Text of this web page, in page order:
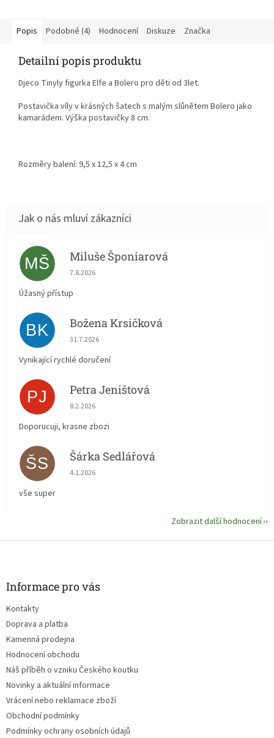
doplňků i malé postavičky. Po
uchování celého vytvořeného
Popis Podobné (4) Hodnocení Diskuze Značka
Detailní popis produktu
Djeco Tinyly figurka Elfe a Bolero pro děti od 3let.
Postavička víly v krásných šatech s malým slůnětem Bolero jako
kamarádem. Výška postavičky 8 cm.
Rozměry balení: 9,5 x 12,5 x 4 cm
MŠ Miluše Šponiarová
Hodnocení obchodu je 5 z 5 hvězdiček.
7.8.2026
Úžasný přístup
BK Božena Krsičková
Hodnocení obchodu je 5 z 5 hvězdiček.
31.7.2026
Vynikající rychlé doručení
PJ Petra Jeništová
Hodnocení obchodu je 5 z 5 hvězdiček.
8.2.2026
Doporucuji, krasne zbozi
ŠS Šárka Sedlářová
Hodnocení obchodu je 5 z 5 hvězdiček.
4.1.2026
vše super
Zobrazit další hodnocení
Z
Informace pro vás
Kontakty
Doprava a platba
Kamenná prodejna
Hodnocení obchodu
Náš příběh o vzniku Českého koutku
Novinky a aktuální informace
Vrácení nebo reklamace zboží
Obchodní podmínky
Podmínky ochrany osobních údajů